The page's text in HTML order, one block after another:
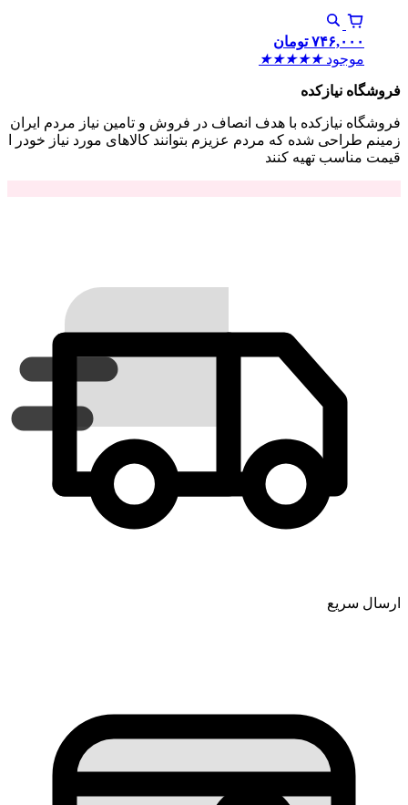
۷۴۶,۰۰۰ تومان
موجود ★
★
★
★
★
فروشگاه نیازکده
فروشگاه نیازکده با هدف انصاف در فروش و تامین نیاز مردم ایران
زمینم طراحی شده که مردم عزیزم بتوانند کالاهای مورد نیاز خودر ا
قیمت مناسب تهیه کنند
ارسال سریع